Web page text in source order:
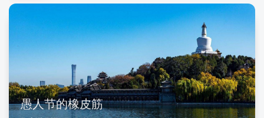
愚人节的橡皮筋